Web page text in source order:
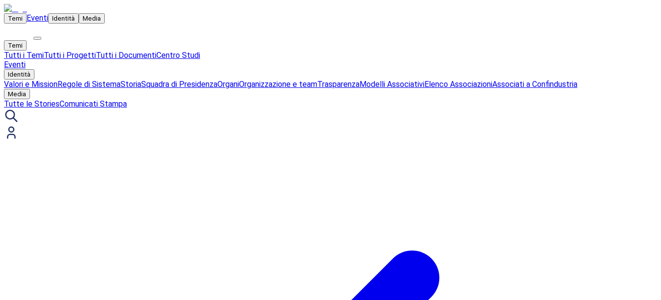
Temi Eventi Identità Media
Temi
Tutti i TemiTutti i ProgettiTutti i DocumentiCentro Studi
Eventi
Identità
Valori e MissionRegole di SistemaStoriaSquadra di PresidenzaOrganiOrganizzazione e teamTrasparenzaModelli AssociativiElenco AssociazioniAssociati a Confindustria
Media
Tutte le StoriesComunicati Stampa